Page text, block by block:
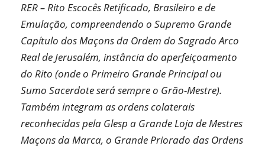
RER – Rito Escocês Retificado, Brasileiro e de
Emulação, compreendendo o Supremo Grande
Capítulo dos Maçons da Ordem do Sagrado Arco
Real de Jerusalém, instância do aperfeiçoamento
do Rito (onde o Primeiro Grande Principal ou
Sumo Sacerdote será sempre o Grão-Mestre).
Também integram as ordens colaterais
reconhecidas pela Glesp a Grande Loja de Mestres
Maçons da Marca, o Grande Priorado das Ordens